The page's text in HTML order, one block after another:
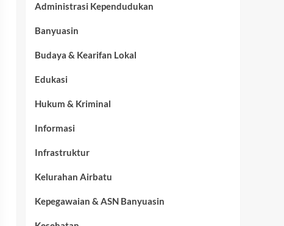
Administrasi Kependudukan
Banyuasin
Budaya & Kearifan Lokal
Edukasi
Hukum & Kriminal
Informasi
Infrastruktur
Kelurahan Airbatu
Kepegawaian & ASN Banyuasin